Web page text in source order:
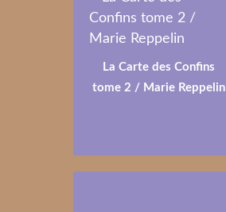
La Carte des Confins
tome 2 / Marie Reppelin